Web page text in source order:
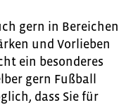
gern in Bereichen
und Vorlieben
ein besonderes
gern Fußball
dass Sie für